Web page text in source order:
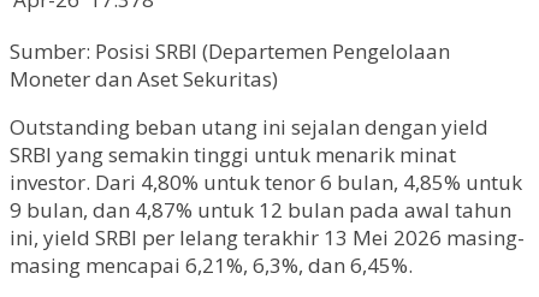
Sumber: Posisi SRBI (Departemen Pengelolaan
Moneter dan Aset Sekuritas)
Outstanding beban utang ini sejalan dengan yield
SRBI yang semakin tinggi untuk menarik minat
investor. Dari 4,80% untuk tenor 6 bulan, 4,85% untuk
9 bulan, dan 4,87% untuk 12 bulan pada awal tahun
ini, yield SRBI per lelang terakhir 13 Mei 2026 masing-
masing mencapai 6,21%, 6,3%, dan 6,45%.